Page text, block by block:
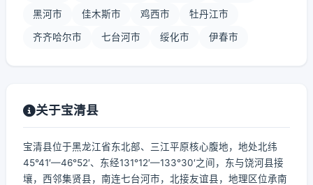
黑河市 佳木斯市 鸡西市 牡丹江市
齐齐哈尔市 七台河市 绥化市 伊春市
关于宝清县
宝清县位于黑龙江省东北部、三江平原核心腹地，地处北纬
45°41′—46°52′、东经131°12′—133°30′之间，东与饶河县接
壤，西邻集贤县，南连七台河市，北接友谊县，地理区位承南